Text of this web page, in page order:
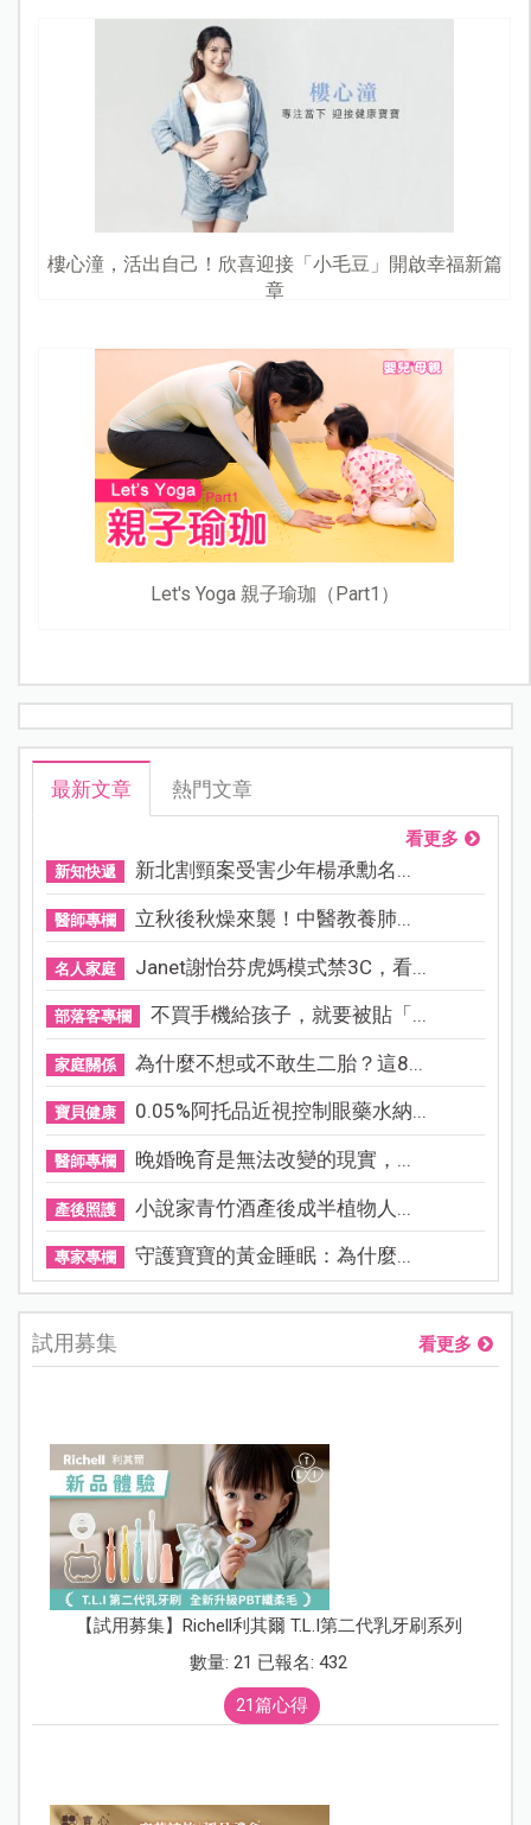
樓心潼，活出自己！欣喜迎接「小毛豆」開啟幸福新篇
章
Let's Yoga 親子瑜珈（Part1）
最新文章 熱門文章
看更多
新知快遞 新北割頸案受害少年楊承勳名...
醫師專欄 立秋後秋燥來襲！中醫教養肺...
名人家庭 Janet謝怡芬虎媽模式禁3C，看...
部落客專欄 不買手機給孩子，就要被貼「...
家庭關係 為什麼不想或不敢生二胎？這8...
寶貝健康 0.05%阿托品近視控制眼藥水納...
醫師專欄 晚婚晚育是無法改變的現實，...
產後照護 小說家青竹酒產後成半植物人...
專家專欄 守護寶寶的黃金睡眠：為什麼...
試用募集 看更多
【試用募集】Richell利其爾 T.L.I第二代乳牙刷系列
數量: 21 已報名: 432
21篇心得